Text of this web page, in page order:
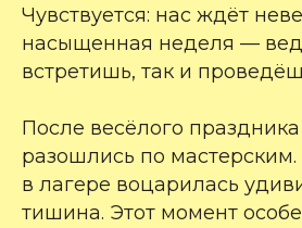
Чувствуется: нас ждёт
насыщенная неделя —
встретишь, так и
После весёлого
разошлись по
в лагере воцарилась
тишина. Этот момент